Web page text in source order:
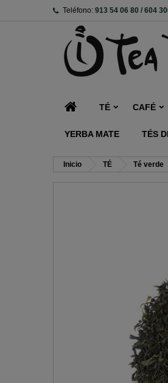
Teléfono: 913 54 06 80 / 604
TÉ CAFÉ
YERBA MATE TÉS
Inicio TÉ Té verde